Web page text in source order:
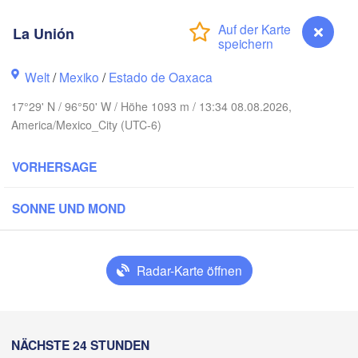
La Unión
Welt/Mexiko /Estado de Oaxaca
17°29' N / 96°50' W / Höhe 1093 m / 13:34 08.08.2026,
America/Mexico_City (UTC-6)
VORHERSAGE
SONNE UND MOND
Radar-Karte öffnen
NÄCHSTE 24 STUNDEN
Monterrey
Luis Potosí
Ciudad Victoria
Ciudad de México
Veracruz